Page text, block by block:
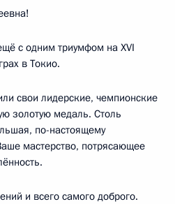
с одним триумфом на XVI
в Токио.
свои лидерские, чемпионские
золотую медаль. Столь
по-настоящему
мастерство, потрясающее
и всего самого доброго.